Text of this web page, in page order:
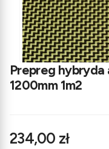
Prepreg hybryda
1200mm 1m2
Cena
234,00 zł